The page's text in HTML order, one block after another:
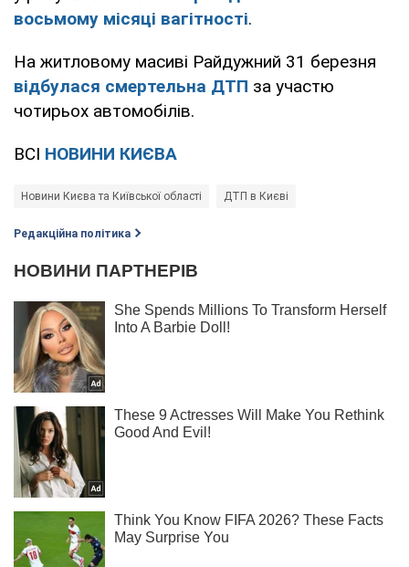
восьмому місяці вагітності.
На житловому масиві Райдужний 31 березня
відбулася смертельна ДТП за участю
чотирьох автомобілів.
ВСІ НОВИНИ КИЄВА
Новини Києва та Київської області ДТП в Києві
Редакційна політика